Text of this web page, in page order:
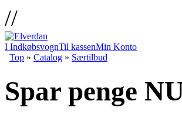
//
I IndkøbsvognTil kassenMin Konto
Top » Catalog » Særtilbud
Spar penge